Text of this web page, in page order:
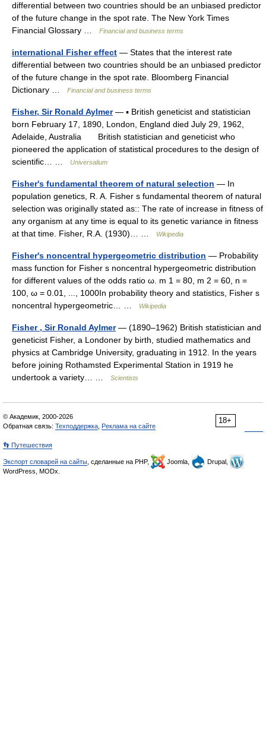
differential between two countries should be an unbiased predictor
of the future change in the spot rate. The New York Times
Financial Glossary …
Financial and business terms
international Fisher effect — States that the interest rate
differential between two countries should be an unbiased predictor
of the future change in the spot rate. Bloomberg Financial
Dictionary …
Financial and business terms
Fisher, Sir Ronald Aylmer— ▪ British geneticist and statistician
born February 17, 1890, London, England died July 29, 1962,
Adelaide, Australia British statistician and geneticist who
pioneered the application of statistical procedures to the design of
scientific… …
Universalium
Fisher's fundamental theorem of natural selection — In
population genetics, R. A. Fisher s fundamental theorem of natural
selection was originally stated as:: The rate of increase in fitness of
any organism at any time is equal to its genetic variance in fitness
at that time. Fisher, R.A. (1930)… …
Wikipedia
Fisher's noncentral hypergeometric distribution — Probability
mass function for Fisher s noncentral hypergeometric distribution
for different values of the odds ratio ω. m 1 = 80, m 2 = 60, n =
100, ω = 0.01, ..., 1000In probability theory and statistics, Fisher s
noncentral hypergeometric… …
Wikipedia
Fisher , Sir Ronald Aylmer— (1890–1962) British statistician and
geneticist Fisher, a Londoner by birth, studied mathematics and
physics at Cambridge University, graduating in 1912. In the years
before joining Rothamsted Experimental Station in 1919 he
undertook a variety… …
Scientists
18+
© Академик, 2000-2026
Обратная связь: Техподдержка Реклама на сайте
👣 Путешествия
Экспорт словарей на сайты , сделанные на PHP, Joomla,
Drupal,
WordPress, MODx.